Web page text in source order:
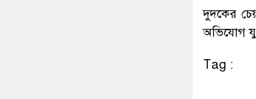
দুদকের
অভিযোগ
Tag :